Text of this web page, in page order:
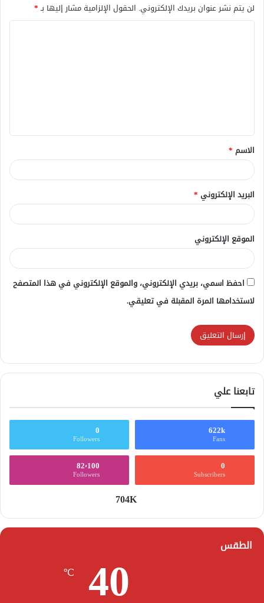
لن يتم نشر عنوان بريدك الإلكتروني. الحقول الإلزامية مشار إليها بـ*
ق
*
الاسم *
البريد الإلكتروني *
الموقع الإلكتروني
احفظ اسمي، بريدي الإلكتروني، والموقع الإلكتروني في هذا المتصفح
لاستخدامها المرة المقبلة في تعليقي.
تابعنا علي
622k
Fans
0
Followers
0
Subscribers
82٬100
Followers
704K
الطقس 40
℃